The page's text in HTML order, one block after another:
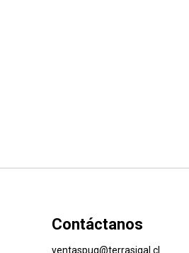
Contáctanos
ventaspuq@terrasigal.cl